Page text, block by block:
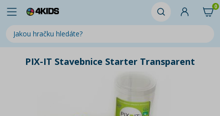
0
PIX-IT Stavebnice Starter Transparent